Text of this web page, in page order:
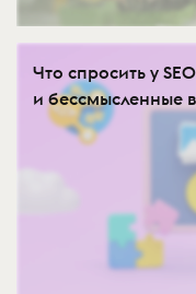
Что спросить у
и бессмысленные